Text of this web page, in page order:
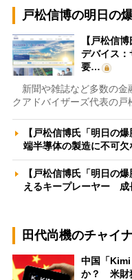
戸松信博の明日の
【戸松信
デバイス
要…
新聞や雑誌など多数の金
クアドバイザーズ代表の戸
【戸松信博氏「明日の
端半導体の製造に不可
【戸松信博氏「明日の
えるキープレーヤー
田代尚機のチャイ
中国「
か？ 米財